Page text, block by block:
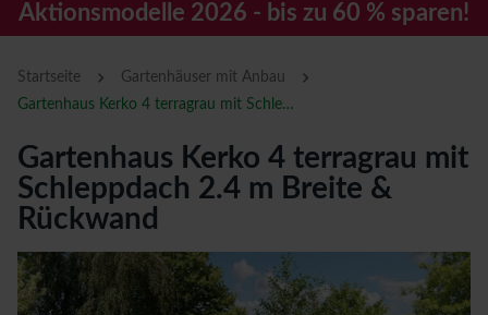
Aktionsmodelle 2026 - bis zu 60 % sparen!
Startseite › Gartenhäuser mit Anbau ›
Gartenhaus Kerko 4 terragrau mit Schleppdach 2.4 m Breite & Rückwand
Gartenhaus Kerko 4 terragrau mit
Schleppdach 2.4 m Breite &
Rückwand